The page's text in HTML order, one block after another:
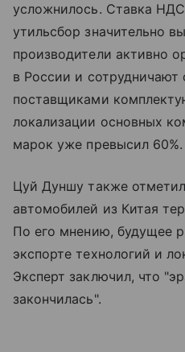
усложнилось. Ставка
утильсбор значительно
производители активно
в России и
поставщиками
локализации основных
марок уже превысил 60%.
Цуй Дуншу также
автомобилей из Китая
По его мнению, будущее
экспорте технологий и
Эксперт заключил, что
закончилась".